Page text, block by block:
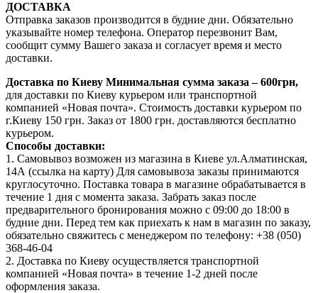
ДОСТАВКА
Отправка заказов производится в будние дни. Обязательно
указывайте номер телефона. Оператор перезвонит Вам,
сообщит сумму Вашего заказа и согласует время и место
доставки.
Доставка по Киеву Минимальная сумма заказа – 600грн,
для доставки по Киеву курьером или транспортной
компанией «Новая почта». Стоимость доставки курьером по
г.Киеву 150 грн. Заказ от 1800 грн. доставляются бесплатно
курьером.
Способы доставки:
1. Самовывоз возможен из магазина в Киеве ул.Алматинская,
14А (ссылка на карту) Для самовывоза заказы принимаются
круглосуточно. Поставка товара в магазине обрабатывается в
течение 1 дня с момента заказа. Забрать заказ после
предварительного бронирования можно с 09:00 до 18:00 в
будние дни. Перед тем как приехать к нам в магазин по заказу,
обязательно свяжитесь с менеджером по телефону: +38 (050)
368-46-04
2. Доставка по Киеву осуществляется транспортной
компанией «Новая почта» в течение 1-2 дней после
оформления заказа.